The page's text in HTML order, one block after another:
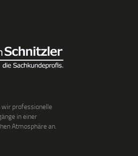
wir professionelle
in einer
Atmosphäre an.